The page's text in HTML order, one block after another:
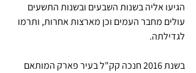
הגיעו אליה בשנות השבעים ובשנות התשעים
עולים מחבר העמים וכן מארצות אחרות, ותרמו
לגדילתה.
בשנת 2016 חנכה קק"ל בעיר פארק המותאם